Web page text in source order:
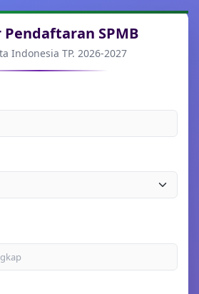
SPMB
Indonesia TP. 2026-2027